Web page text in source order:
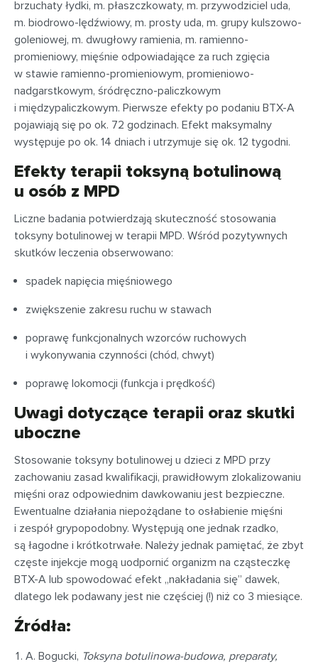
brzuchaty łydki, m. płaszczkowaty, m. przywodziciel uda,
m. biodrowo-lędźwiowy, m. prosty uda, m. grupy kulszowo-
goleniowej, m. dwugłowy ramienia, m. ramienno-
promieniowy, mięśnie odpowiadające za ruch zgięcia
w stawie ramienno-promieniowym, promieniowo-
nadgarstkowym, śródręczno-paliczkowym
i międzypaliczkowym. Pierwsze efekty po podaniu BTX-A
pojawiają się po ok. 72 godzinach. Efekt maksymalny
występuje po ok. 14 dniach i utrzymuje się ok. 12 tygodni.
Efekty terapii toksyną botulinową
u osób z MPD
Liczne badania potwierdzają skuteczność stosowania
toksyny botulinowej w terapii MPD. Wśród pozytywnych
skutków leczenia obserwowano:
spadek napięcia mięśniowego
zwiększenie zakresu ruchu w stawach
poprawę funkcjonalnych wzorców ruchowych
i wykonywania czynności (chód, chwyt)
poprawę lokomocji (funkcja i prędkość)
Uwagi dotyczące terapii oraz skutki
uboczne
Stosowanie toksyny botulinowej u dzieci z MPD przy
zachowaniu zasad kwalifikacji, prawidłowym zlokalizowaniu
mięśni oraz odpowiednim dawkowaniu jest bezpieczne.
Ewentualne działania niepożądane to osłabienie mięśni
i zespół grypopodobny. Występują one jednak rzadko,
są łagodne i krótkotrwałe. Należy jednak pamiętać, że zbyt
częste injekcje mogą uodpornić organizm na cząsteczkę
BTX-A lub spowodować efekt „nakładania się” dawek,
dlatego lek podawany jest nie częściej (!) niż co 3 miesiące.
Źródła:
A. Bogucki, Toksyna botulinowa-budowa, preparaty,